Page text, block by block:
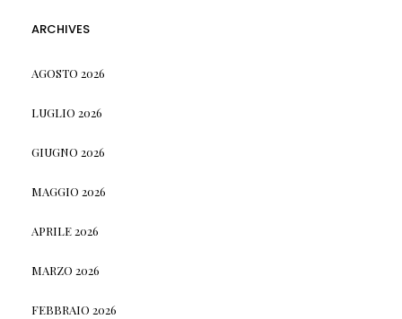
ARCHIVES
AGOSTO 2026
LUGLIO 2026
GIUGNO 2026
MAGGIO 2026
APRILE 2026
MARZO 2026
FEBBRAIO 2026